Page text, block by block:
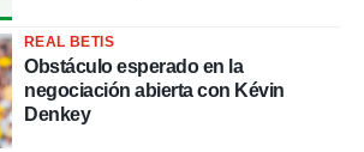
REAL BETIS
Obstáculo esperado en la
negociación abierta con Kévin
Denkey